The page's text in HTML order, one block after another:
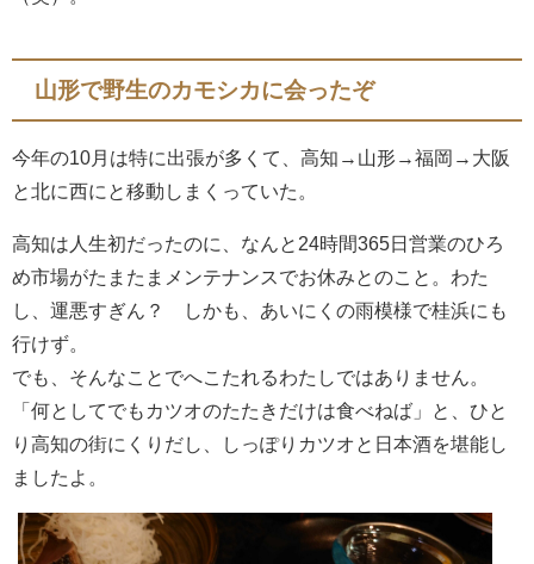
山形で野生のカモシカに会ったぞ
今年の10月は特に出張が多くて、高知→山形→福岡→大阪
と北に西にと移動しまくっていた。
高知は人生初だったのに、なんと24時間365日営業のひろ
め市場がたまたまメンテナンスでお休みとのこと。わた
し、運悪すぎん？ しかも、あいにくの雨模様で桂浜にも
行けず。
でも、そんなことでへこたれるわたしではありません。
「何としてでもカツオのたたきだけは食べねば」と、ひと
り高知の街にくりだし、しっぽりカツオと日本酒を堪能し
ましたよ。